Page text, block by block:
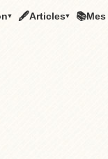
🖋Articles▾